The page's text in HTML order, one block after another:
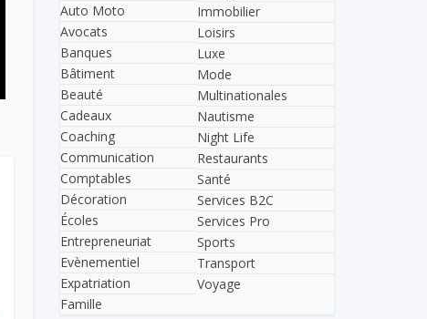
Auto Moto
Avocats
Banques
Bâtiment
Beauté
Cadeaux
Coaching
Communication
Comptables
Décoration
Écoles
Entrepreneuriat
Evènementiel
Expatriation
Famille
Immobilier
Loisirs
Luxe
Mode
Multinationales
Nautisme
Night Life
Restaurants
Santé
Services B2C
Services Pro
Sports
Transport
Voyage